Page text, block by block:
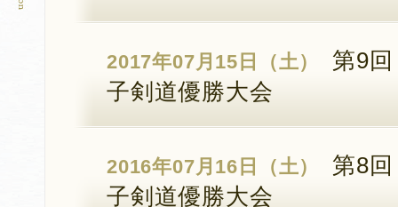
2017年07月15日（土）
第9
子剣道優勝大会
2016年07月16日（土）
第8
子剣道優勝大会